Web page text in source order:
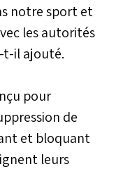
notre sport et
les autorités
t-il ajouté.
pour
de
et bloquant
leurs